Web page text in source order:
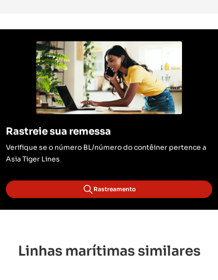
Rastreie sua remessa
Verifique se o número BL/número do contêiner pertence a
Asia Tiger Lines
Rastreamento
Linhas marítimas similares